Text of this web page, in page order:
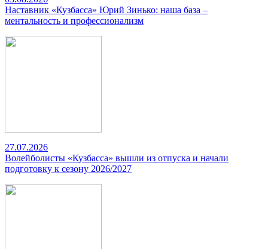
Наставник «Кузбасса» Юрий Зинько: наша база –
ментальность и профессионализм
27.07.2026
Волейболисты «Кузбасса» вышли из отпуска и начали
подготовку к сезону 2026/2027